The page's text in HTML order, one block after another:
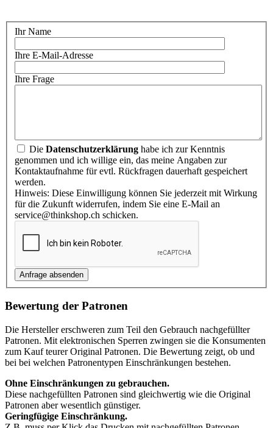
Ihr Name
Ihre E-Mail-Adresse
Ihre Frage
Die Datenschutzerklärung habe ich zur Kenntnis
genommen und ich willige ein, das meine Angaben zur
Kontaktaufnahme für evtl. Rückfragen dauerhaft gespeichert
werden.
Hinweis: Diese Einwilligung können Sie jederzeit mit Wirkung
für die Zukunft widerrufen, indem Sie eine E-Mail an
service@thinkshop.ch schicken.
Bewertung der Patronen
Die Hersteller erschweren zum Teil den Gebrauch nachgefüllter
Patronen. Mit elektronischen Sperren zwingen sie die Konsumenten
zum Kauf teurer Original Patronen. Die Bewertung zeigt, ob und
bei bei welchen Patronentypen Einschränkungen bestehen.
Ohne Einschränkungen zu gebrauchen.
Diese nachgefüllten Patronen sind gleichwertig wie die Original
Patronen aber wesentlich günstiger.
Geringfügige Einschränkung.